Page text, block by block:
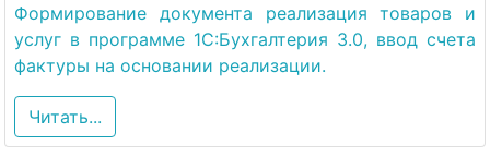
Формирование документа реализация товаров и
услуг в программе 1С:Бухгалтерия 3.0, ввод счета
фактуры на основании реализации.
Читать...